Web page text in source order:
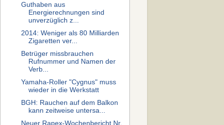
Guthaben aus
Energierechnungen sind
unverzüglich z...
2014: Weni­ger als 80 Milliar­den
Ziga­retten ver­...
Betrüger missbrauchen
Rufnummer und Namen der
Verb...
Yamaha-Roller "Cygnus" muss
wieder in die Werkstatt
BGH: Rauchen auf dem Balkon
kann zeitweise untersa...
Neuer Rapex-Wochenbericht Nr.